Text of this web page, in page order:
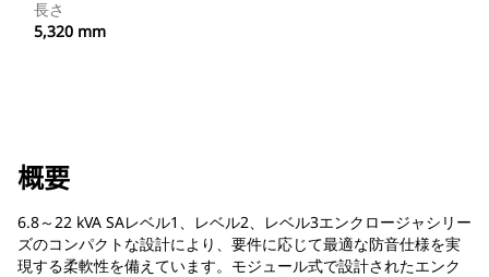
長さ
5,320 mm
概要
6.8～22 kVA SAレベル1、レベル2、レベル3エンクロージャシリー
ズのコンパクトな設計により、要件に応じて最適な防音仕様を実
現する柔軟性を備えています。モジュール式で設計されたエンク